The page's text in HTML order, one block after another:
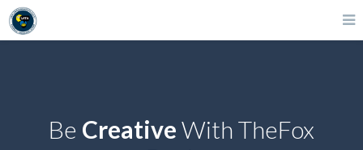
Be CreativeWith TheFox